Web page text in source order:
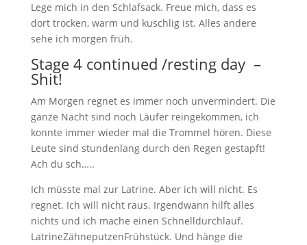
Lege mich in den Schlafsack. Freue mich, dass es
dort trocken, warm und kuschlig ist. Alles andere
sehe ich morgen früh.
Stage 4 continued /resting day –
Shit!
Am Morgen regnet es immer noch unvermindert. Die
ganze Nacht sind noch Läufer reingekommen, ich
konnte immer wieder mal die Trommel hören. Diese
Leute sind stundenlang durch den Regen gestapft!
Ach du sch…..
Ich müsste mal zur Latrine. Aber ich will nicht. Es
regnet. Ich will nicht raus. Irgendwann hilft alles
nichts und ich mache einen Schnelldurchlauf.
LatrineZähneputzenFrühstück. Und hänge die